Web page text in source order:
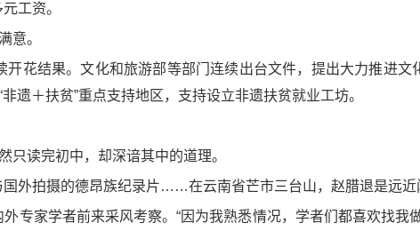
工资。
意。
花结果。文化和旅游部等部门连续出台文件，提出大力推进文
遗＋扶贫”重点支持地区，支持设立非遗扶贫就业工坊。
只读完初中，却深谙其中的道理。
外拍摄的德昂族纪录片……在云南省芒市三台山，赵腊退是远近
专家学者前来采风考察。“因为我熟悉情况，学者们都喜欢找我